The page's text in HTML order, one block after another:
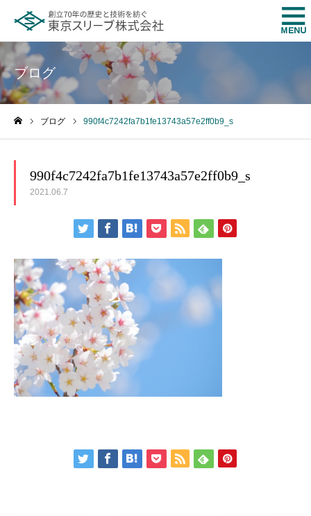
ブログ
ブログ 990f4c7242fa7b1fe13743a57e2ff0b9_s
990f4c7242fa7b1fe13743a57e2ff0b9_s
2021.06.7